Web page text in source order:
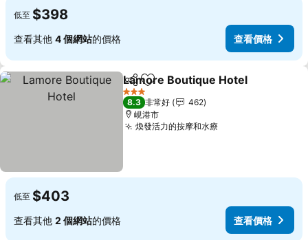
低至 $398
查看其他 4 個網站的價格 查看價格
分享 加入我的最愛
Lamore Boutique Hotel
3 星級
8.3 非常好
462
峴港市
煥發活力的按摩和水療
低至 $403
查看其他 2 個網站的價格 查看價格